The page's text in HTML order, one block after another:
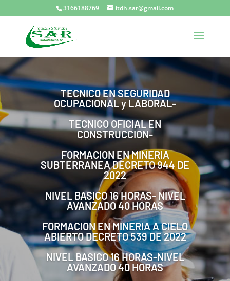
3166188769 itdh.sar@gmail.com
TECNICO EN SEGURIDAD
OCUPACIONAL y LABORAL-
TECNICO OFICIAL EN
CONSTRUCCION-
FORMACION EN MINERIA
SUBTERRANEA DECRETO 944 DE
2022
NIVEL BASICO 16 HORAS- NIVEL
AVANZADO 40 HORAS
FORMACION EN MINERIA A CIELO
ABIERTO DECRETO 539 DE 2022
NIVEL BASICO 16 HORAS-NIVEL
AVANZADO 40 HORAS